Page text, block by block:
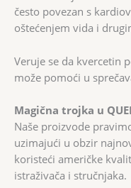
često povezan s
oštećenjem vida i
Veruje se da kvercetin
može pomoći u
Magična trojka u
Naše proizvode
uzimajući u obzir
koristeći američke
istraživača i stručnjaka.